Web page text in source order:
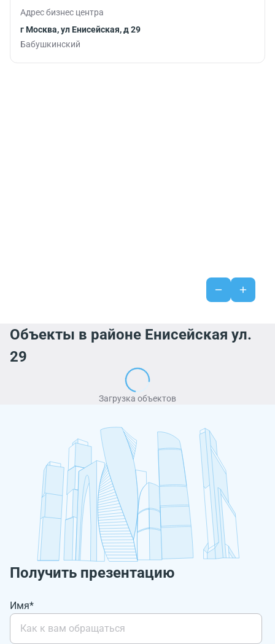
Адрес бизнес центра
г Москва, ул Енисейская, д 29
Бабушкинский
Объекты в районе Енисейская ул.
29
Загрузка объектов
Получить презентацию
Имя*